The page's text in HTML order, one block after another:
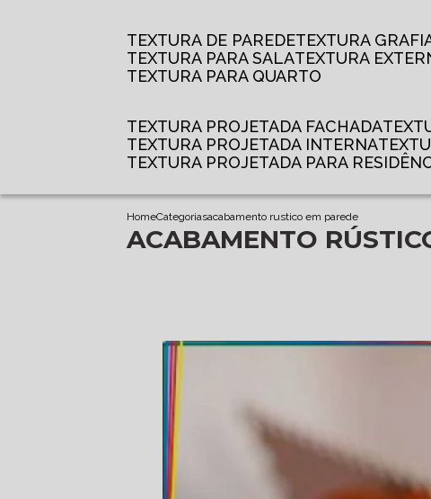
TEXTURA DE PAREDE
TEXTURA
TEXTURA PARA SALA
TEXTURA
TEXTURA PARA QUARTO
TEXTURA PROJETADA FACHADA
TEXTURA PROJETADA INTERNA
TEXTURA PROJETADA PARA
HomeCategoriasacabamento rustico em parede
ACABAMENTO